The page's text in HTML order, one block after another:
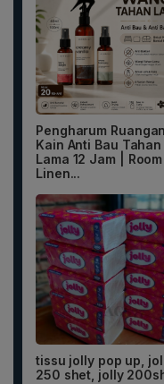
Pengharum
Kain Anti Bau Tahan
Lama 12 Jam |
Linen...
tissu jolly pop up,
250 shet, jolly